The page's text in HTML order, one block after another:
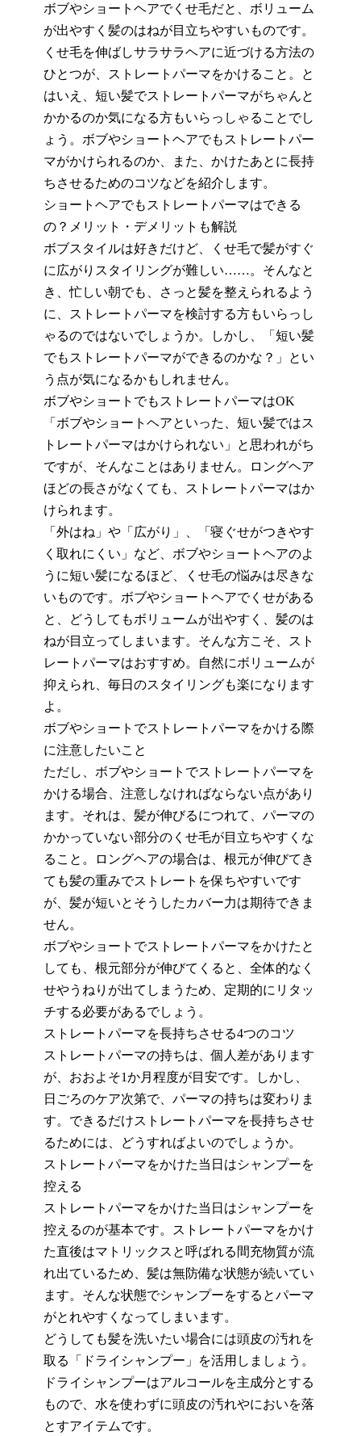
ボブやショートヘアでくせ毛だと
ボリューム
が出やすく髪のはねが目立ちやすいものです。
くせ毛を伸ばしサラサラヘアに近づける方法の
ひとつが、ストレートパーマをかけること。と
はいえ、短い髪でストレートパーマがちゃんと
かかるのか気になる方もいらっしゃることでし
ょう。ボブやショート ヘアでもストレートパー
マがかけられるのか、また、かけたあとに長持
ちさせるためのコツなどを紹介します。
ショートヘアでもストレートパーマはできる
の？メリット・デメリットも解説
ボブスタイルは好きだけど、くせ毛で髪がすぐ
に広がりスタイリングが難しい……。そんなと
き、忙しい朝でも、さっと髪を整えられるよう
に、ストレートパーマを検討する方もいらっし
ゃるのではないでしょうか。しかし、「短い髪
でもストレートパーマができるのかな？」と い
う点が気になるかもしれません。
ボブやショートでもストレートパーマはOK
「ボブやショートヘアといった、短い髪ではス
トレートパーマはかけられない」と思われがち
ですが、そんなことはありません。ロングヘア
ほどの長さがなくても、ストレートパーマはか
けられます。
「外はね」や「広がり」、「寝 ぐせがつきやす
く取れにくい」など、ボブやショート ヘアのよ
うに短い髪になるほど、くせ毛の悩みは尽きな
いものです。ボブやショート ヘアでくせがある
と、
どうしてもボリュームが出やすく、髪のは
ねが目立ってしまいます。そんな方こそ、スト
レートパーマはおすすめ。自然にボリュームが
抑えられ、毎日のスタイリングも楽になります
よ。
ボブやショートでストレートパーマをかける際
に注意したいこと
ただし、ボブやショートでストレートパーマを
かける場合、注意しなければならない点があり
ます。それは、髪が伸びるにつれて、パーマの
かかっていない部分のくせ毛が目立ちやす くな
ること 。ロングヘアの場合は、根元が伸びてき
ても髪の重みでストレートを保ちやすいです
が、髪が短いとそうしたカバー力は期待できま
せん。
ボブやショートでストレートパーマをかけたと
しても、根元部分が伸びてくると、全体的な く
せやうねりが出てしまうため、定期的にリタッ
チする必要があるでしょう。
ストレー ト パーマを長持ちさせる4つのコツ
ストレートパーマの持ちは、個人差があります
が、おおよそ1か月程度が目安です。しかし、
日ごろのケア次第で、パーマの持ちは変わりま
す。できるだけストレー ト パーマを長持ちさせ
るためには、どうすればよいのでしょうか。
ストレートパーマをかけた当日はシャンプーを
控える
ストレートパーマをかけた当日はシャンプーを
控えるのが基本です。ストレートパーマをかけ
た直後はマトリックスと呼ばれる間充物質が流
れ出ているため 、髪は無防備な状態が続いてい
ます。そんな状態でシャンプーをするとパーマ
がとれやすくなってしまいます。
どうしても髪を洗いたい場合には頭皮の汚れを
取る「ドライシャンプー」を活用しましょう。
ドライシャンプーはアルコールを主成分とする
もので、水を使わずに頭皮の汚れやにおいを落
とすアイテムです。